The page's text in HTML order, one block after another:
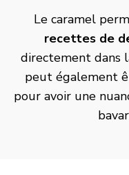
Le caramel
recettes de
directement dans
peut également
pour avoir une